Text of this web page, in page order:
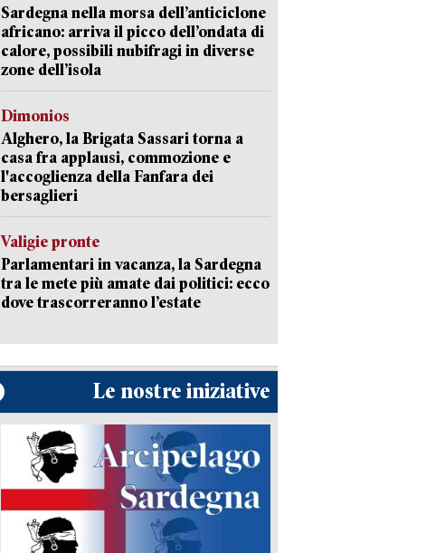
Sardegna nella morsa dell’anticiclone
africano: arriva il picco dell’ondata di
calore, possibili nubifragi in diverse
zone dell’isola
Dimonios
Alghero, la Brigata Sassari torna a
casa fra applausi, commozione e
l'accoglienza della Fanfara dei
bersaglieri
Valigie pronte
Parlamentari in vacanza, la Sardegna
tra le mete più amate dai politici: ecco
dove trascorreranno l’estate
Le nostre iniziative